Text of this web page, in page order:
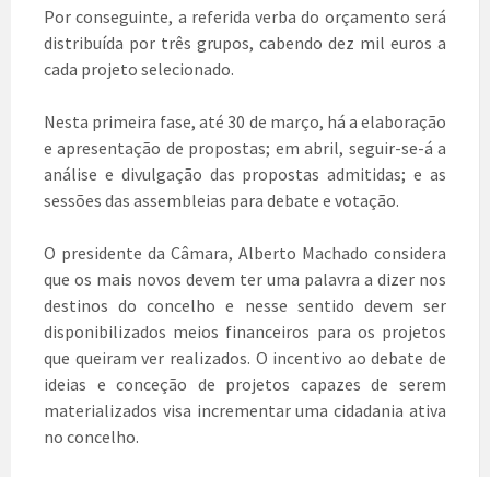
Por conseguinte, a referida verba do orçamento será
distribuída por três grupos, cabendo dez mil euros a
cada projeto selecionado.
Nesta primeira fase, até 30 de março, há a elaboração
e apresentação de propostas; em abril, seguir-se-á a
análise e divulgação das propostas admitidas; e as
sessões das assembleias para debate e votação.
O presidente da Câmara, Alberto Machado considera
que os mais novos devem ter uma palavra a dizer nos
destinos do concelho e nesse sentido devem ser
disponibilizados meios financeiros para os projetos
que queiram ver realizados. O incentivo ao debate de
ideias e conceção de projetos capazes de serem
materializados visa incrementar uma cidadania ativa
no concelho.